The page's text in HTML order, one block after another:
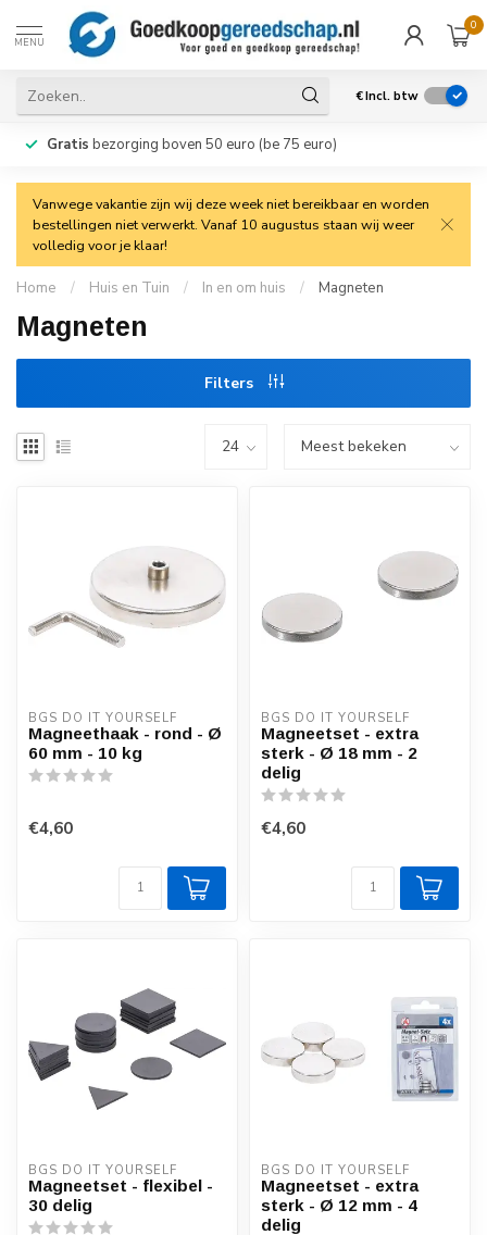
MENU
0
€Incl. btw
Gratis bezorging boven 50 euro (be 75 euro)
Vanwege vakantie zijn wij deze week niet bereikbaar en worden
bestellingen niet verwerkt. Vanaf 10 augustus staan wij weer
volledig voor je klaar!
Home / Huis en Tuin / In en om huis / Magneten
Magneten
Filters
BGS DO IT YOURSELF
Magneethaak - rond - Ø
60 mm - 10 kg
€4,60
BGS DO IT YOURSELF
Magneetset - extra
sterk - Ø 18 mm - 2
delig
€4,60
BGS DO IT YOURSELF
Magneetset - flexibel -
30 delig
BGS DO IT YOURSELF
Magneetset - extra
sterk - Ø 12 mm - 4
delig